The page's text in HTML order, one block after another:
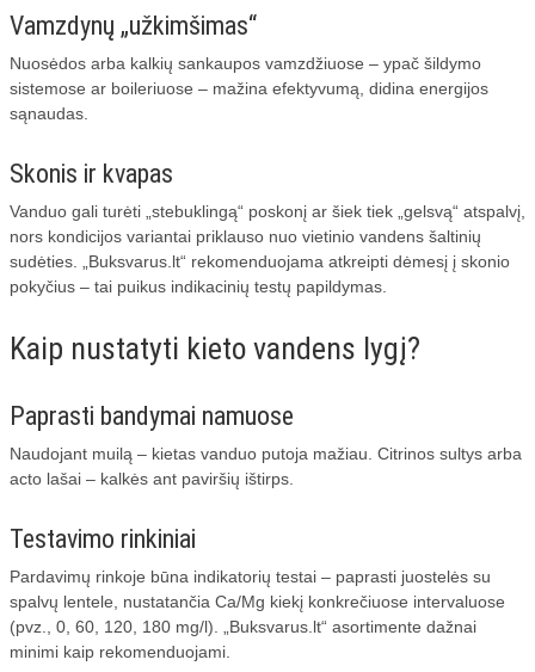
Vamzdynų „užkimšimas“
Nuosėdos arba kalkių sankaupos vamzdžiuose – ypač šildymo
sistemose ar boileriuose – mažina efektyvumą, didina energijos
sąnaudas.
Skonis ir kvapas
Vanduo gali turėti „stebuklingą“ poskonį ar šiek tiek „gelsvą“ atspalvį,
nors kondicijos variantai priklauso nuo vietinio vandens šaltinių
sudėties. „Buksvarus.lt“ rekomenduojama atkreipti dėmesį į skonio
pokyčius – tai puikus indikacinių testų papildymas.
Kaip nustatyti kieto vandens lygį?
Paprasti bandymai namuose
Naudojant muilą – kietas vanduo putoja mažiau. Citrinos sultys arba
acto lašai – kalkės ant paviršių ištirps.
Testavimo rinkiniai
Pardavimų rinkoje būna indikatorių testai – paprasti juostelės su
spalvų lentele, nustatančia Ca/Mg kiekį konkrečiuose intervaluose
(pvz., 0, 60, 120, 180 mg/l). „Buksvarus.lt“ asortimente dažnai
minimi kaip rekomenduojami.